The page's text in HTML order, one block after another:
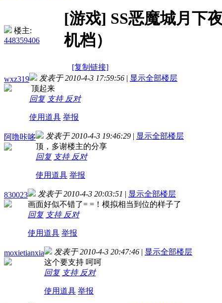
楼主:
448359406
[游戏] SS恶魔城月下
机档）
[复制链接]
wxz319
发表于 2010-4-3 17:59:56 | 显示全部楼层
顶起来
回复 支持 反对
使用道具 举报
阿噜咔哆 发表于 2010-4-3 19:46:29 | 显示全部楼层
顶，多谢楼主的分享
回复 支持 反对
使用道具 举报
830023 发表于 2010-4-3 20:03:51 | 显示全部楼层
画面好似不错了= =！模拟相当到位的样子了
回复 支持 反对
使用道具 举报
moxietianxia 发表于 2010-4-3 20:47:46 | 显示全部楼层
这个要支持 呵呵
回复 支持 反对
使用道具 举报